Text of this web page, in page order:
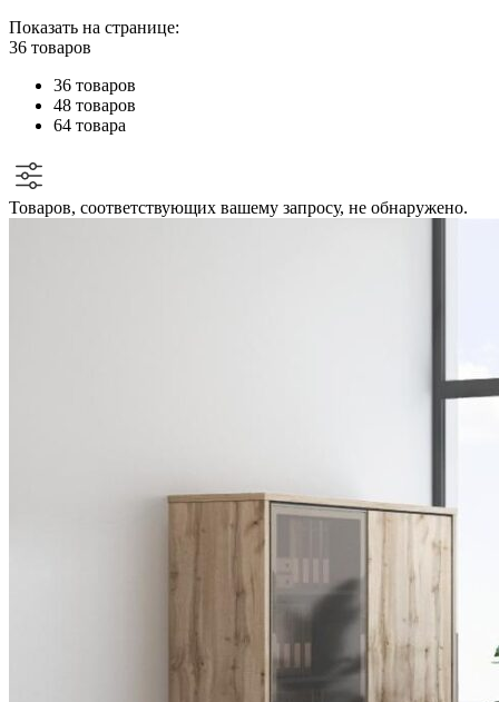
Показать на странице:
36 товаров
36 товаров
48 товаров
64 товара
Товаров, соответствующих вашему запросу, не обнаружено.